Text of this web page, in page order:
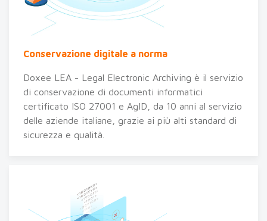
Conservazione digitale a norma
Doxee LEA - Legal Electronic Archiving è il servizio
di conservazione di documenti informatici
certificato ISO 27001 e AgID, da 10 anni al servizio
delle aziende italiane, grazie ai più alti standard di
sicurezza e qualità.